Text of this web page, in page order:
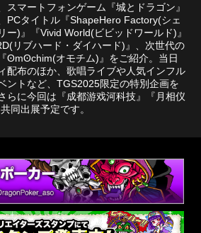
スマートフォンゲーム『城とドラゴン』
PCタイトル『ShapeHero Factory(シェ
ー)』『Vivid World(ビビッドワールド)』
リブハード・ダイハード)』、次世代の
ʘmʘchim(オモチム)』をご紹介。当日
配布のほか、歌唱ライブや人気インフル
ントなど、TGS2025限定の特別企画を
らに今回は『成都游戏河科技』『月相仪
同出展予定です。